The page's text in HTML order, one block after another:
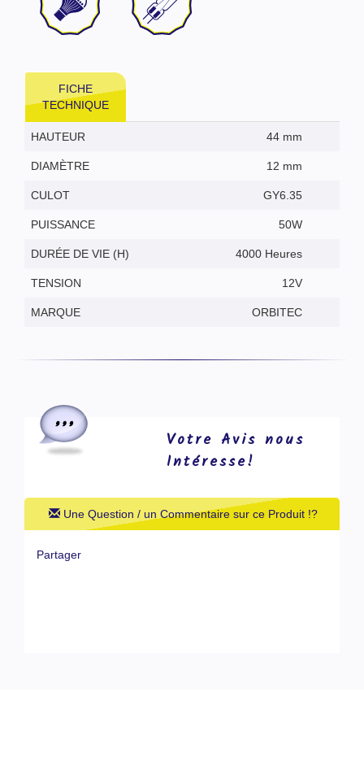
FICHE
TECHNIQUE
HAUTEUR 44 mm
DIAMÈTRE 12 mm
CULOT GY6.35
PUISSANCE 50W
DURÉE DE VIE (H) 4000 Heures
TENSION 12V
MARQUE ORBITEC
Votre Avis nous
Intéresse!
Une Question / un Commentaire sur ce Produit !?
Partager